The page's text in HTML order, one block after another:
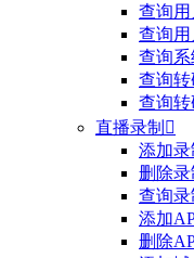
查询
查询
查询
查询
查询
直播录制 
添加录
删除录
查询
添加
删除